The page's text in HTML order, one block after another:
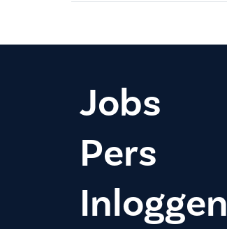
Jobs
Pers
Inloggen